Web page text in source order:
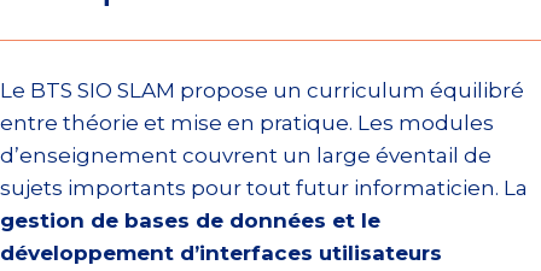
Le BTS SIO SLAM propose un curriculum équilibré
entre théorie et mise en pratique. Les modules
d’enseignement couvrent un large éventail de
sujets importants pour tout futur informaticien. La
gestion de bases de données et le
développement d’interfaces utilisateurs